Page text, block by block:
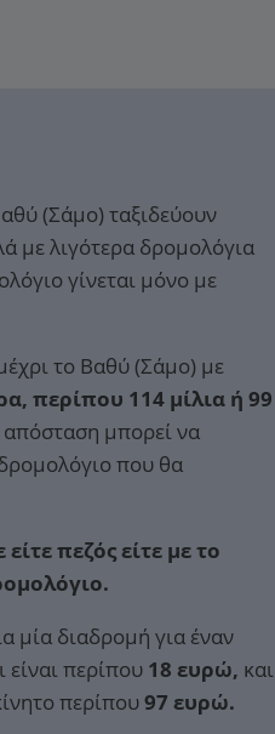
(Σάμο) ταξιδεύουν
με λιγότερα δρομολόγια
γίνεται μόνο με
το Βαθύ (Σάμο) με
περίπου 114 μίλια ή 99
μπορεί να
που θα
πεζός είτε με το
μία διαδρομή για έναν
είναι περίπου 18 ευρώ, και
περίπου97 ευρώ.